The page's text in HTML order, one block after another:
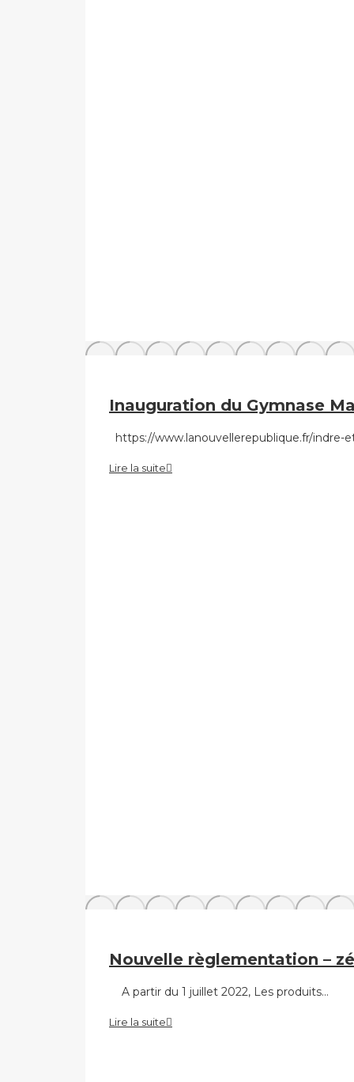
Inauguration du Gymnase
https://www.lanouvellerepublique.fr/
Lire la suite
Nouvelle règlementation –
A partir du 1 juillet 2022, Les produits…
Lire la suite